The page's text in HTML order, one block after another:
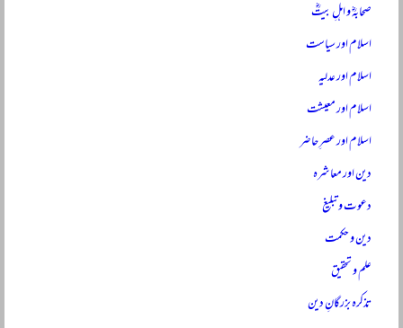
صحابہؓ و اہلِ بیتؓ
اسلام اور سیاست
اسلام اور عدلیہ
اسلام اور معیشت
اسلام اور عصرِ حاضر
دین اور معاشرہ
دعوت و تبلیغ
دین و حکمت
علم و تحقیق
تذکرہ بزرگانِ دین